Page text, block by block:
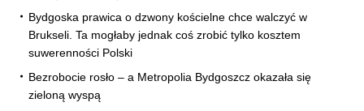
Bydgoska prawica o dzwony kościelne chce walczyć w
Brukseli. Ta mogłaby jednak coś zrobić tylko kosztem
suwerenności Polski
Bezrobocie rosło – a Metropolia Bydgoszcz okazała się
zieloną wyspą